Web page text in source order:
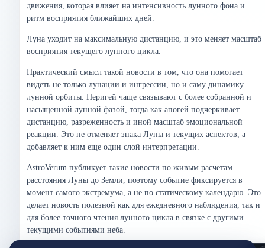
движения, которая влияет на интенсивность лунного фона и
ритм восприятия ближайших дней.
Луна уходит на максимальную дистанцию, и это меняет масштаб
восприятия текущего лунного цикла.
Практический смысл такой новости в том, что она помогает
видеть не только лунации и ингрессии, но и саму динамику
лунной орбиты. Перигей чаще связывают с более собранной и
насыщенной лунной фазой, тогда как апогей подчеркивает
дистанцию, разреженность и иной масштаб эмоциональной
реакции. Это не отменяет знака Луны и текущих аспектов, а
добавляет к ним еще один слой интерпретации.
AstroVerum публикует такие новости по живым расчетам
расстояния Луны до Земли, поэтому событие фиксируется в
момент самого экстремума, а не по статическому календарю. Это
делает новость полезной как для ежедневного наблюдения, так и
для более точного чтения лунного цикла в связке с другими
текущими событиями неба.